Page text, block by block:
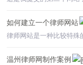
如何建立一个律师网站
温州律师网制作案例